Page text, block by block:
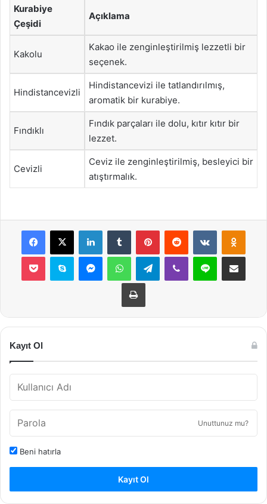
Kurabiye
Çeşidi
Açıklama
Kakolu
Kakao ile zenginleştirilmiş lezzetli bir
seçenek.
Hindistancevizli
Hindistancevizi ile tatlandırılmış,
aromatik bir kurabiye.
Fındıklı
Fındık parçaları ile dolu, kıtır kıtır bir
lezzet.
Cevizli
Ceviz ile zenginleştirilmiş, besleyici bir
atıştırmalık.
Facebook
X LinkedInTumblr PinterestReddit VKontakte
Pocket Skype MessengerWhatsAppTelegramViber Line E-Posta ile
Yazdır
Kayıt Ol
Unuttunuz mu?
Beni hatırla
Kayıt Ol